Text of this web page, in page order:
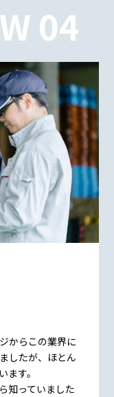
04
からこの業界に
したが、ほとん
す。
知っていました